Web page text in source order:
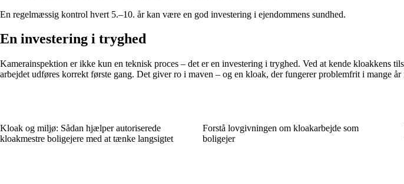
En regelmæssig kontrol hvert 5.–10. år kan være en god investering i ejendommens sundhed.
En investering i tryghed
Kamerainspektion er ikke kun en teknisk proces – det er en investering i tryghed. Ved at kende kloakkens
arbejdet udføres korrekt første gang. Det giver ro i maven – og en kloak, der fungerer problemfrit i mange år
Kloak og miljø: Sådan hjælper autoriserede
kloakmestre boligejere med at tænke langsigtet
Forstå lovgivningen om kloakarbejde som
boligejer